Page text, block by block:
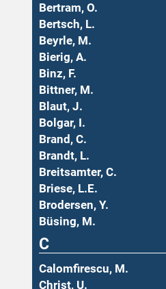
Bertram, O.
Bertsch, L.
Beyrle, M.
Bierig, A.
Binz, F.
Bittner, M.
Blaut, J.
Bolgar, I.
Brand, C.
Brandt, L.
Breitsamter, C.
Briese, L.E.
Brodersen, Y.
Büsing, M.
C
Calomfirescu, M.
Christ, U.